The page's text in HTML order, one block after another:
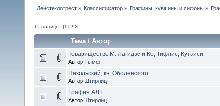
Ленстеклотрест » Классификатор» Графины, кувшины и сифоны»
Страницы: [1]2 3
Тема/Автор
Товарищество М. Лагидзе и Ко, Тифлис, Кутаиси
Автор Тымф
Никольский, кн. Оболенского
Автор Штирлиц
Графин АЛТ
Автор Штирлиц